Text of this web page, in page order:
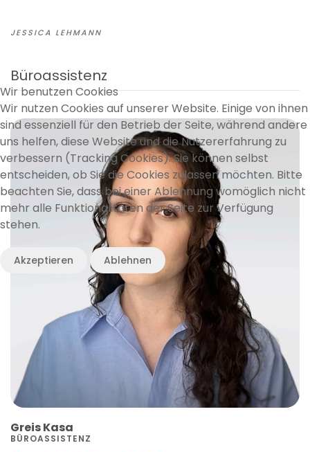
JESSICA LEHMANN
Büroassistenz
Greis Kasa
BÜROASSISTENZ
Wir benutzen Cookies
Wir nutzen Cookies auf unserer Website. Einige von ihnen
sind essenziell für den Betrieb der Seite, während andere
uns helfen, diese Website und die Nutzererfahrung zu
verbessern (Tracking Cookies). Sie können selbst
entscheiden, ob Sie die Cookies zulassen möchten. Bitte
beachten Sie, dass bei einer Ablehnung womöglich nicht
mehr alle Funktionalitäten der Seite zur Verfügung
stehen.
Akzeptieren Ablehnen